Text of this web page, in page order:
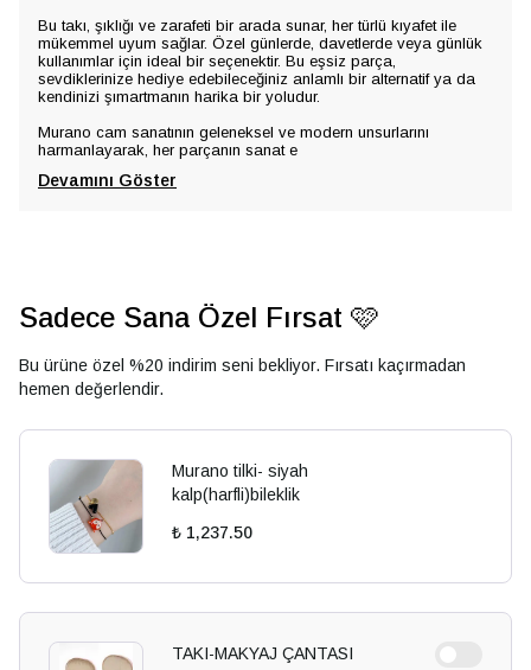
Bu takı, şıklığı ve zarafeti bir arada sunar, her türlü kıyafet ile
mükemmel uyum sağlar. Özel günlerde, davetlerde veya günlük
kullanımlar için ideal bir seçenektir. Bu eşsiz parça,
sevdiklerinize hediye edebileceğiniz anlamlı bir alternatif ya da
kendinizi şımartmanın harika bir yoludur.
Murano cam sanatının geleneksel ve modern unsurlarını
harmanlayarak, her parçanın sanat e
Devamını Göster
Sadece Sana Özel Fırsat 🩷
Bu ürüne özel %20 indirim seni bekliyor. Fırsatı kaçırmadan
hemen değerlendir.
Murano tilki- siyah
kalp(harfli)bileklik
₺ 1,237.50
TAKI-MAKYAJ ÇANTASI